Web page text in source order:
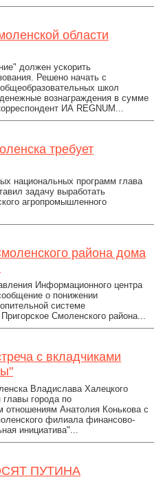
области
должен ускорить
Решено начать с
школ
вознаграждения в сумме
ИА REGNUM...
требует
национальных программ глава
задачу выработать
агропромышленного
района дома
Информационного центра
о понижении
системе
Смоленского района...
с вкладчиками
Владислава Халецкого
главы города по
отношениям Анатолия Конькова с
филиала финансово-
инициатива"...
ПУТИНА